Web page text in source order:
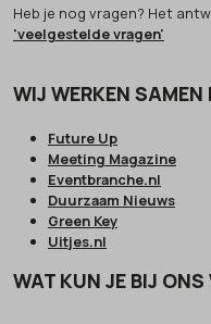
Heb je nog vragen? Het
'veelgestelde vragen'
WIJ WERKEN SAMEN
Future Up
Meeting Magazine
Eventbranche.nl
Duurzaam Nieuws
Green Key
Uitjes.nl
WAT KUN JE BIJ ONS